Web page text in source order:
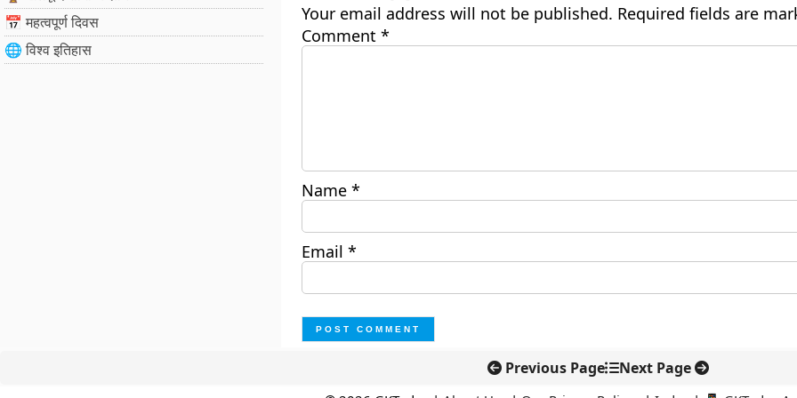
📅 महत्वपूर्ण दिवस
🌐 विश्व इतिहास
Your email address will not be published. Required fields are
Comment *
Name *
Email *
Previous Page Next Page